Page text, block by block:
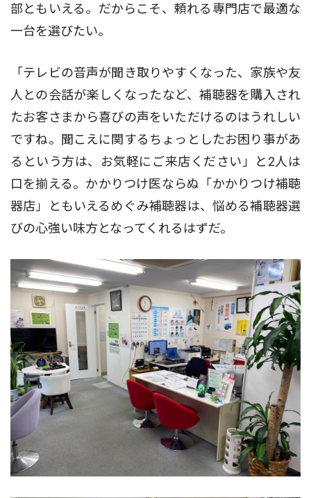
部ともいえる。だからこそ、頼れる専門店で最適な
一台を選びたい。
「テレビの音声が聞き取りやすくなった、家族や友
人との会話が楽しくなったなど、補聴器を購入され
たお客さまから喜びの声をいただけるのはうれしい
ですね。聞こえに関するちょっとしたお困り事があ
るという方は、お気軽にご来店ください」と2人は
口を揃える。かかりつけ医ならぬ「かかりつけ補聴
器店」ともいえるめぐみ補聴器は、悩める補聴器選
びの心強い味方となってくれるはずだ。